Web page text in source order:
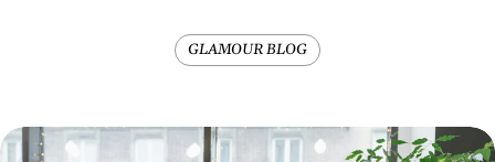
GLAMOUR BLOG